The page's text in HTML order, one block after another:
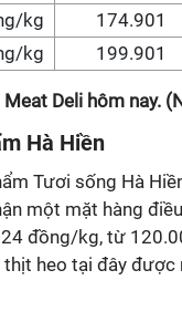
kg
174.901
kg
199.901
Deli hôm nay.
Hà Hiền
Tươi sống Hà
một mặt hàng
đồng/kg, từ
heo tại đây